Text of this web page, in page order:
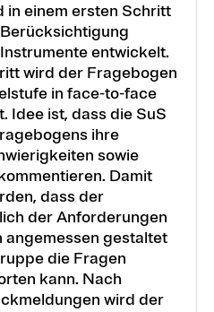
in einem ersten Schritt
entwickelt.
wird der Fragebogen
in face-to-face
Idee ist, dass die SuS
ihre
sowie
Damit
dass der
der Anforderungen
angemessen gestaltet
die Fragen
kann. Nach
wird der